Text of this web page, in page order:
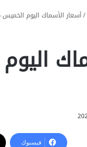
/أسعار الأسماك اليوم الخميس 06-08-2026
فيسبوك